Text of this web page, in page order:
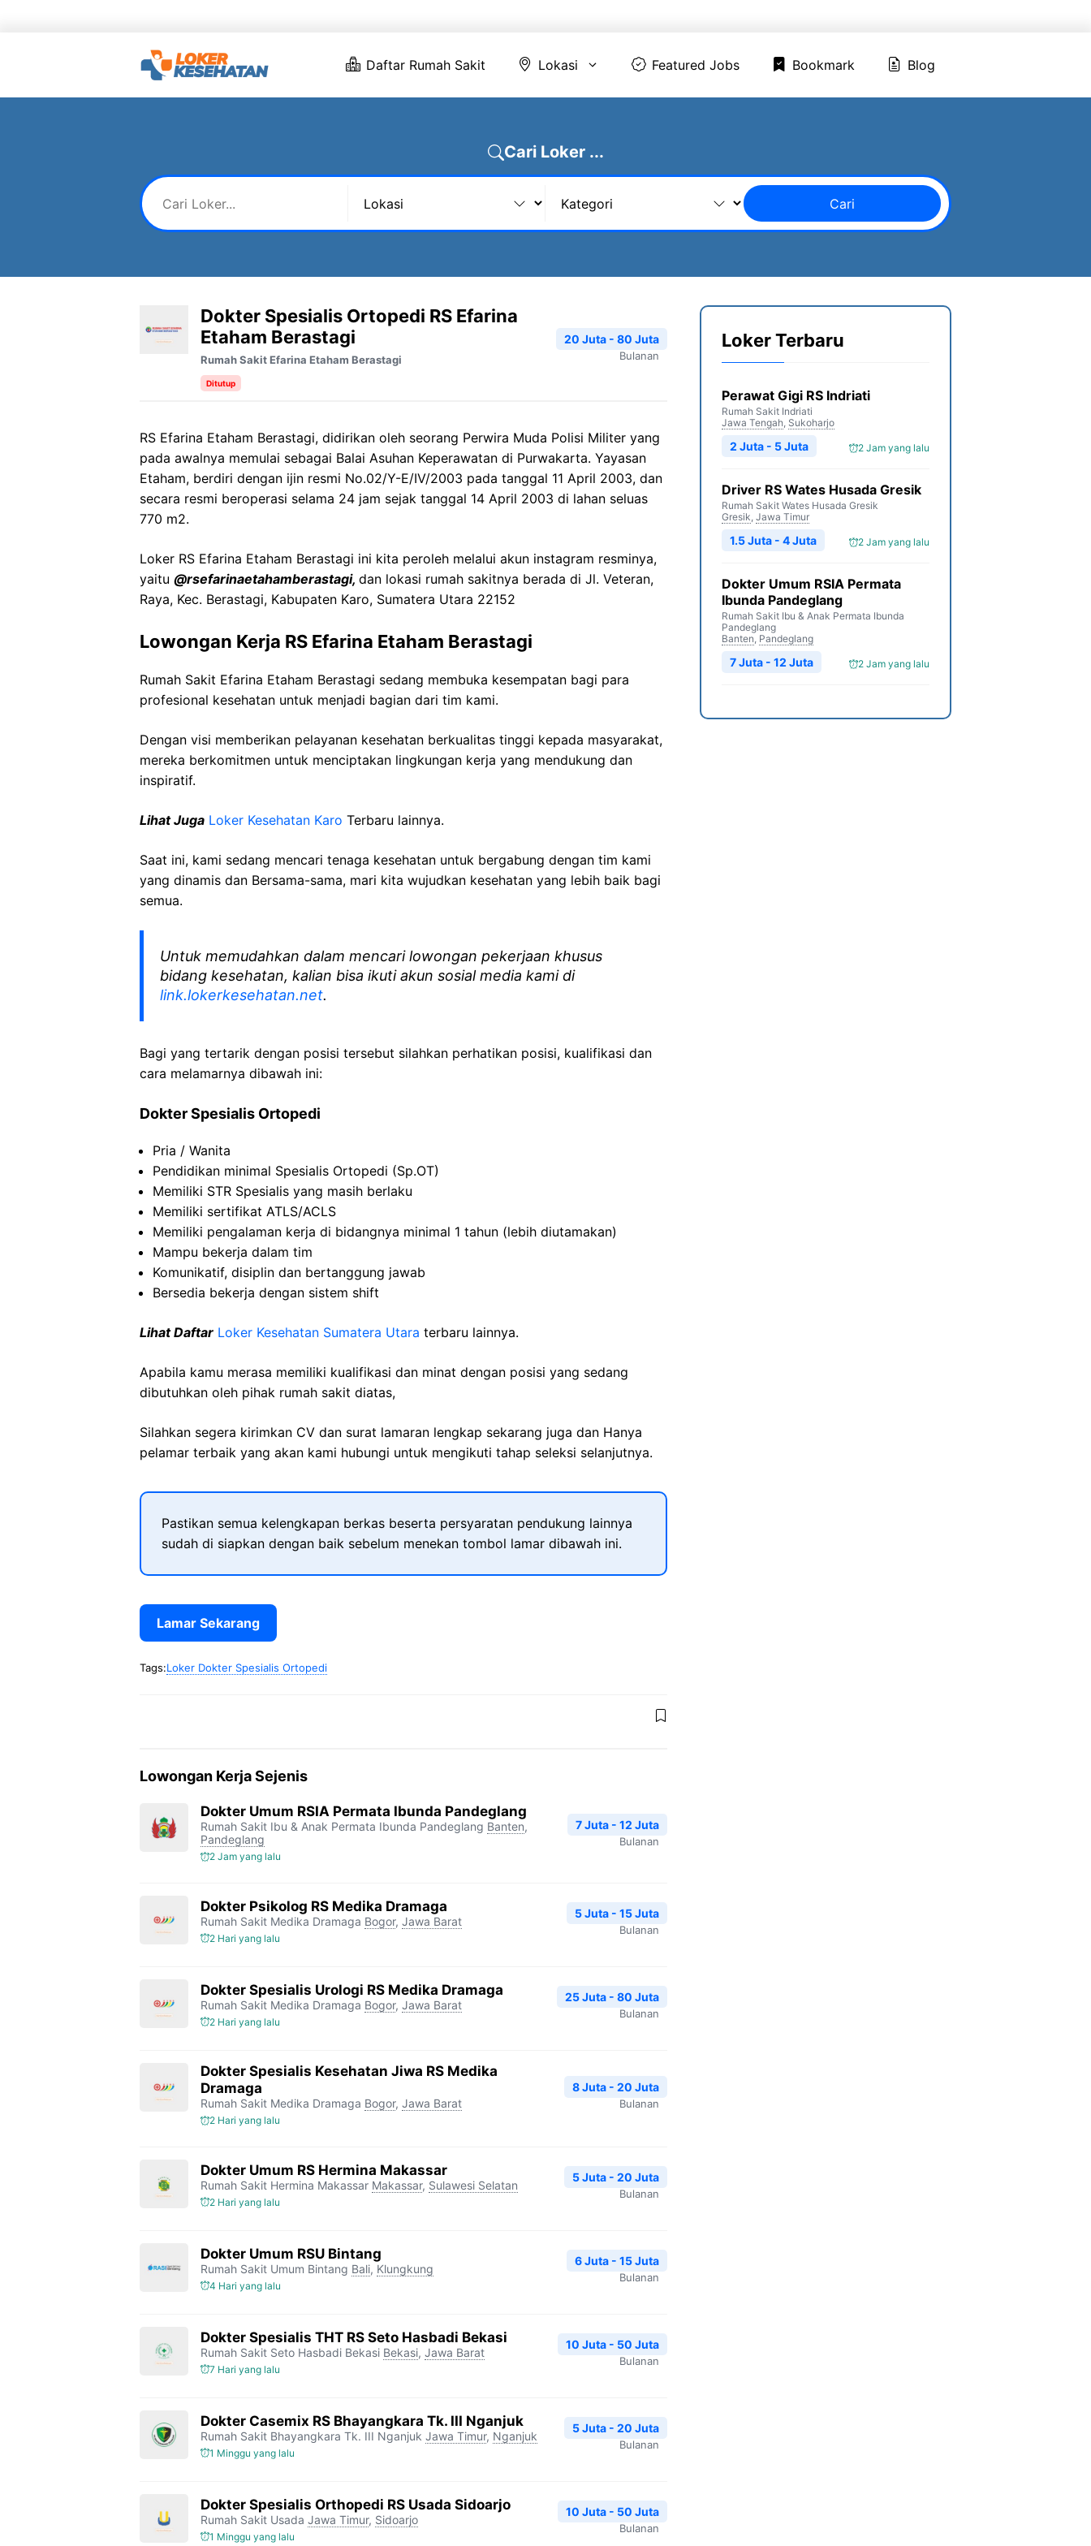
Daftar Rumah Sakit Lokasi Featured Jobs Bookmark Blog
Cari Loker ...
Cari
Dokter Spesialis Ortopedi RS Efarina
Etaham Berastagi
Rumah Sakit Efarina Etaham Berastagi
Ditutup
20 Juta - 80 Juta
Bulanan
RS Efarina Etaham Berastagi, didirikan oleh seorang Perwira Muda Polisi Militer yang
pada awalnya memulai sebagai Balai Asuhan Keperawatan di Purwakarta. Yayasan
Etaham, berdiri dengan ijin resmi No.02/Y-E/IV/2003 pada tanggal 11 April 2003, dan
secara resmi beroperasi selama 24 jam sejak tanggal 14 April 2003 di lahan seluas
770 m2.
Loker RS Efarina Etaham Berastagi ini kita peroleh melalui akun instagram resminya,
yaitu @rsefarinaetahamberastagi, dan lokasi rumah sakitnya berada di Jl. Veteran,
Raya, Kec. Berastagi, Kabupaten Karo, Sumatera Utara 22152
Lowongan Kerja RS Efarina Etaham Berastagi
Rumah Sakit Efarina Etaham Berastagi sedang membuka kesempatan bagi para
profesional kesehatan untuk menjadi bagian dari tim kami.
Dengan visi memberikan pelayanan kesehatan berkualitas tinggi kepada masyarakat,
mereka berkomitmen untuk menciptakan lingkungan kerja yang mendukung dan
inspiratif.
Lihat Juga Loker Kesehatan Karo Terbaru lainnya.
Saat ini, kami sedang mencari tenaga kesehatan untuk bergabung dengan tim kami
yang dinamis dan Bersama-sama, mari kita wujudkan kesehatan yang lebih baik bagi
semua.
Untuk memudahkan dalam mencari lowongan pekerjaan khusus
bidang kesehatan, kalian bisa ikuti akun sosial media kami di
link.lokerkesehatan.net.
Bagi yang tertarik dengan posisi tersebut silahkan perhatikan posisi, kualifikasi dan
cara melamarnya dibawah ini:
Dokter Spesialis Ortopedi
Pria / Wanita
Pendidikan minimal Spesialis Ortopedi (Sp.OT)
Memiliki STR Spesialis yang masih berlaku
Memiliki sertifikat ATLS/ACLS
Memiliki pengalaman kerja di bidangnya minimal 1 tahun (lebih diutamakan)
Mampu bekerja dalam tim
Komunikatif, disiplin dan bertanggung jawab
Bersedia bekerja dengan sistem shift
Lihat Daftar Loker Kesehatan Sumatera Utara terbaru lainnya.
Apabila kamu merasa memiliki kualifikasi dan minat dengan posisi yang sedang
dibutuhkan oleh pihak rumah sakit diatas,
Silahkan segera kirimkan CV dan surat lamaran lengkap sekarang juga dan Hanya
pelamar terbaik yang akan kami hubungi untuk mengikuti tahap seleksi selanjutnya.
Pastikan semua kelengkapan berkas beserta persyaratan pendukung lainnya
sudah di siapkan dengan baik sebelum menekan tombol lamar dibawah ini.
Lamar Sekarang
Tags:Loker Dokter Spesialis Ortopedi
Lowongan Kerja Sejenis
Dokter Umum RSIA Permata Ibunda Pandeglang
Rumah Sakit Ibu & Anak Permata Ibunda Pandeglang Banten,
Pandeglang
2 Jam yang lalu
7 Juta - 12 Juta
Bulanan
Dokter Psikolog RS Medika Dramaga
Rumah Sakit Medika Dramaga Bogor, Jawa Barat
2 Hari yang lalu
5 Juta - 15 Juta
Bulanan
Dokter Spesialis Urologi RS Medika Dramaga
Rumah Sakit Medika Dramaga Bogor, Jawa Barat
2 Hari yang lalu
25 Juta - 80 Juta
Bulanan
Dokter Spesialis Kesehatan Jiwa RS Medika
Dramaga
Rumah Sakit Medika Dramaga Bogor, Jawa Barat
2 Hari yang lalu
8 Juta - 20 Juta
Bulanan
Dokter Umum RS Hermina Makassar
Rumah Sakit Hermina Makassar Makassar, Sulawesi Selatan
2 Hari yang lalu
5 Juta - 20 Juta
Bulanan
Dokter Umum RSU Bintang
Rumah Sakit Umum Bintang Bali, Klungkung
4 Hari yang lalu
6 Juta - 15 Juta
Bulanan
Dokter Spesialis THT RS Seto Hasbadi Bekasi
Rumah Sakit Seto Hasbadi Bekasi Bekasi, Jawa Barat
7 Hari yang lalu
10 Juta - 50 Juta
Bulanan
Dokter Casemix RS Bhayangkara Tk. III Nganjuk
Rumah Sakit Bhayangkara Tk. III Nganjuk Jawa Timur, Nganjuk
1 Minggu yang lalu
5 Juta - 20 Juta
Bulanan
Dokter Spesialis Orthopedi RS Usada Sidoarjo
Rumah Sakit Usada Jawa Timur, Sidoarjo
1 Minggu yang lalu
10 Juta - 50 Juta
Bulanan
Loker Terbaru
Perawat Gigi RS Indriati
Rumah Sakit Indriati
Jawa Tengah, Sukoharjo
2 Jam yang lalu
2 Juta - 5 Juta
Driver RS Wates Husada Gresik
Rumah Sakit Wates Husada Gresik
Gresik, Jawa Timur
2 Jam yang lalu
1.5 Juta - 4 Juta
Dokter Umum RSIA Permata
Ibunda Pandeglang
Rumah Sakit Ibu & Anak Permata Ibunda
Pandeglang
Banten, Pandeglang
2 Jam yang lalu
7 Juta - 12 Juta